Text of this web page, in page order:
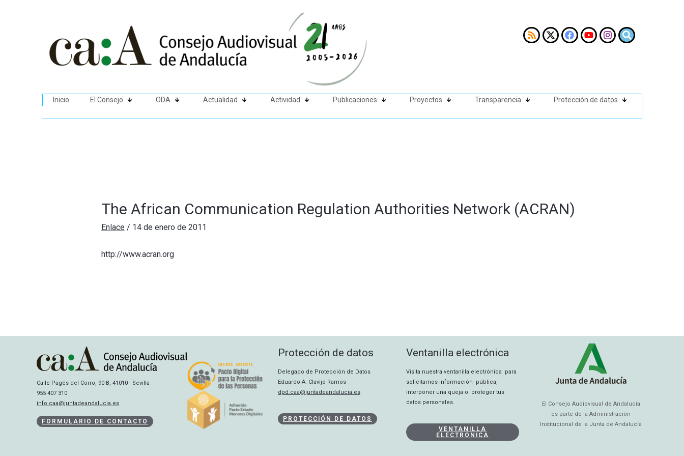
Inicio El Consejo ODA Actualidad Actividad Publicaciones Proyectos Transparencia Protección de datos
The African Communication Regulation Authorities Network (ACRAN)
Enlace/ 14 de enero de 2011
http://www.acran.org
Calle Pagés del Corro, 90 B, 41010 - Sevilla
955 407 310
info.caa@juntadeandalucia.es
FORMULARIO DE CONTACTO
Protección de datos
Delegado de Protección de Datos
Eduardo A. Clavijo Ramos
dpd.caa@juntadeandalucia.es
PROTECCIÓN DE DATOS
Ventanilla electrónica
Visita nuestra ventanilla electrónica para
solicitarnos información pública,
interponer una queja o proteger tus
datos personales.
VENTANILLA
ELECTRÓNICA
El Consejo Audiovisual de Andalucía
es parte de la Administración
Institucional de la Junta de Andalucía